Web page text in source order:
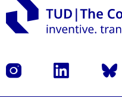
Instagram LinkedIn